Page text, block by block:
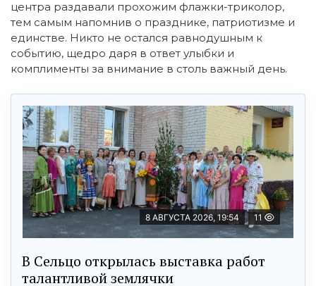
центра раздавали прохожим флажки-триколор,
тем самым напомнив о празднике, патриотизме и
единстве. Никто не остался равнодушным к
событию, щедро даря в ответ улыбки и
комплименты за внимание в столь важный день.
8 АВГУСТА 2026, 19:54 11
В Сельцо открылась выставка работ
талантливой землячки